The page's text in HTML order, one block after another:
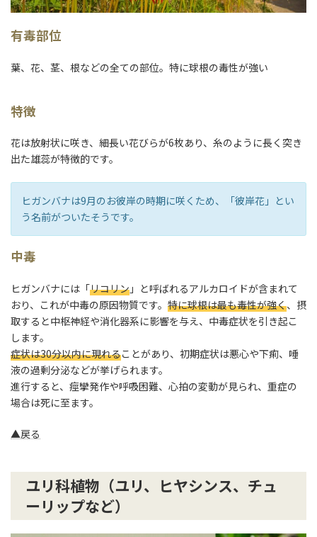
有毒部位
葉、花、茎、根などの全ての部位。特に球根の毒性が強い
特徴
花は放射状に咲き、細長い花びらが6枚あり、糸のように長く突き
出た雄蕊が特徴的です。
ヒガンバナは9月のお彼岸の時期に咲くため、「彼岸花」とい
う名前がついたそうです。
中毒
ヒガンバナには「リコリン 」と呼ばれるアルカロイドが含まれて
おり、これが中毒の原因物質です。 特に球根は最も毒性が強く、摂
取すると中枢神経や消化器系に影響を与え、中毒症状を引き起こ
します。
症状は30分以内に現れることがあり、初期症状は悪心や下痢、唾
液の過剰分泌などが挙げられます。
進行すると、痙攣発作や呼吸困難、心拍の変動が見られ、重症の
場合は死に至ます。
▲戻る
ユリ科植物（ユリ、ヒヤシンス、チュ
ーリップなど）